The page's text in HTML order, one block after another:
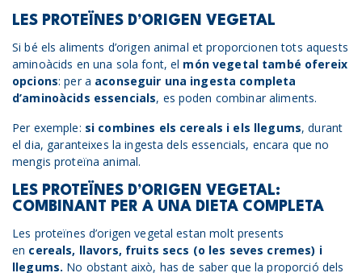
LES PROTEÏNES D’ORIGEN VEGETAL
Si bé els aliments d’origen animal et proporcionen tots aquests
aminoàcids en una sola font, el món vegetal també ofereix
opcions: per a aconseguir una ingesta completa
d’aminoàcids essencials, es poden combinar aliments.
Per exemple: si combines els cereals i els llegums, durant
el dia, garanteixes la ingesta dels essencials, encara que no
mengis proteïna animal.
LES PROTEÏNES D’ORIGEN VEGETAL:
COMBINANT PER A UNA DIETA COMPLETA
Les proteïnes d’origen vegetal estan molt presents
en cereals, llavors, fruits secs (o les seves cremes) i
llegums. No obstant això, has de saber que la proporció dels